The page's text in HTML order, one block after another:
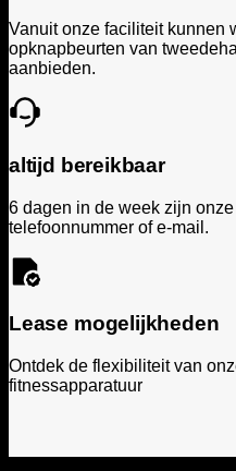
Vanuit onze faciliteit kunnen
opknapbeurten van
aanbieden.
altijd bereikbaar
6 dagen in de week zijn
telefoonnummer of e-mail.
Lease mogelijkheden
Ontdek de flexibiliteit van
fitnessapparatuur